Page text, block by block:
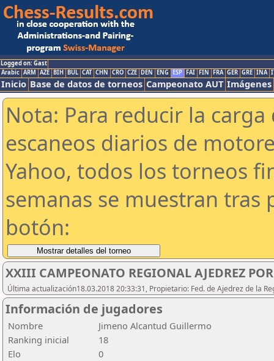
Logged on: Gast
Arabic ARM AZE BIH BUL CAT CHN CRO CZE DEN ENG ESP FAI FIN FRA GER GRE INA
Inicio Base de datos de torneos Campeonato AUT Imágenes
Nota: Para reducir la
escaneos diarios de
Yahoo, todos los torneos
semanas se muestran tras
botón:
XXIII CAMPEONATO REGIONAL AJEDREZ
Última actualización18.03.2018 20:33:31, Propietario: Fed. de Ajedrez de la
Información de jugadores
Nombre
Jimeno Alcantud Guillermo
Ranking inicial
18
Elo
0